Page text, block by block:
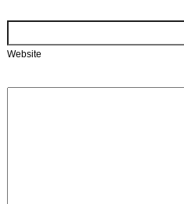
Website